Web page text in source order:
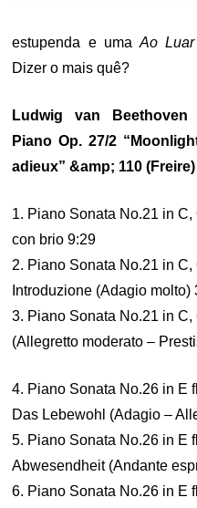
estupenda e uma Ao Luar
Dizer o mais quê?
Ludwig van Beethoven
Piano Op. 27/2
adieux” &amp; 110 (Freire)
1. Piano Sonata No.21 in C,
con brio 9:29
2. Piano Sonata No.21 in C,
Introduzione (Adagio molto)
3. Piano Sonata No.21 in C,
(Allegretto moderato –
4. Piano Sonata No.26 in E
Das Lebewohl (Adagio –
5. Piano Sonata No.26 in E
Abwesendheit (Andante
6. Piano Sonata No.26 in E